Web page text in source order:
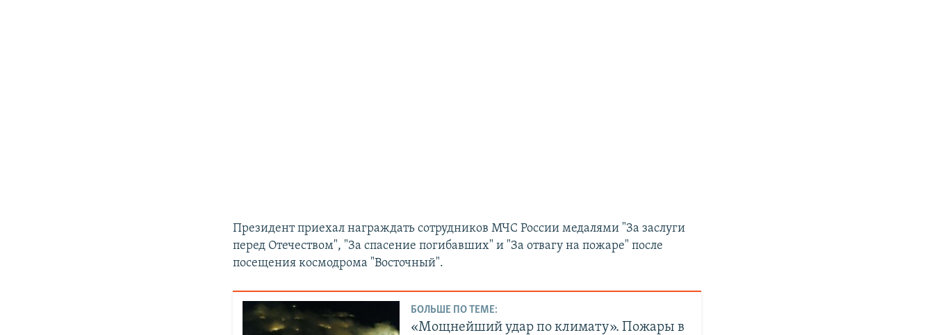
Президент приехал награждать сотрудников МЧС России медалями "За заслуги
перед Отечеством", "За спасение погибавших" и "За отвагу на пожаре" после
посещения космодрома "Восточный".
БОЛЬШЕ ПО ТЕМЕ:
«Мощнейший удар по климату». Пожары в